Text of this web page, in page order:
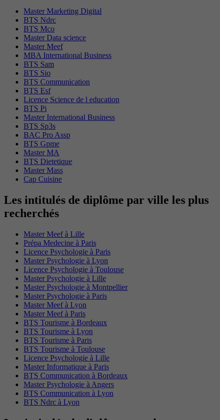
Master Marketing Digital
BTS Ndrc
BTS Mco
Master Data science
Master Meef
MBA International Business
BTS Sam
BTS Sio
BTS Communication
BTS Esf
Licence Science de l education
BTS Pi
Master International Business
BTS Sp3s
BAC Pro Assp
BTS Gpme
Master MA
BTS Dietetique
Master Mass
Cap Cuisine
Les intitulés de diplôme par ville les plus
recherchés
Master Meef à Lille
Prépa Medecine à Paris
Licence Psychologie à Paris
Master Psychologie à Lyon
Licence Psychologie à Toulouse
Master Psychologie à Lille
Master Psychologie à Montpellier
Master Psychologie à Paris
Master Meef à Lyon
Master Meef à Paris
BTS Tourisme à Bordeaux
BTS Tourisme à Lyon
BTS Tourisme à Paris
BTS Tourisme à Toulouse
Licence Psychologie à Lille
Master Informatique à Paris
BTS Communication à Bordeaux
Master Psychologie à Angers
BTS Communication à Lyon
BTS Ndrc à Lyon